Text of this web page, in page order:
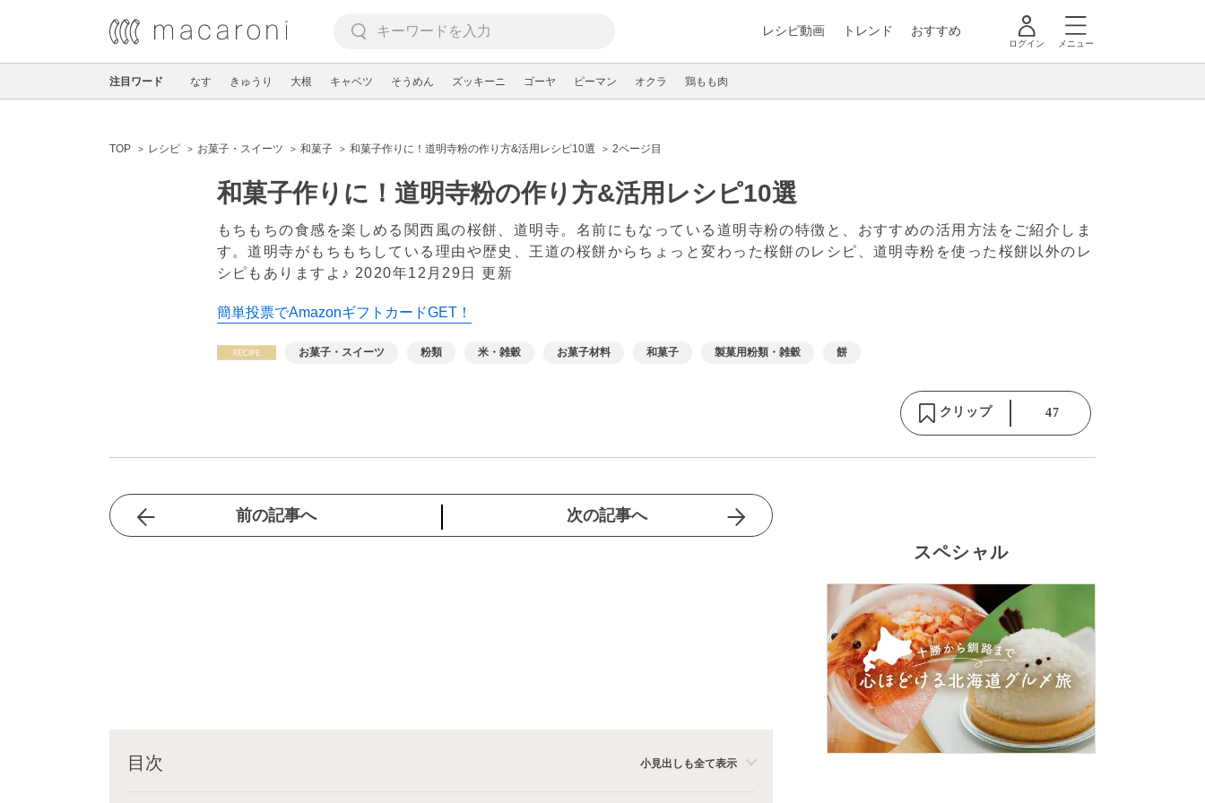
レシピ動画 トレンド おすすめ
ログイン メニュー
注目ワード なす きゅうり 大根 キャベツ そうめん ズッキーニ ゴーヤ ピーマン オクラ 鶏もも肉
TOP レシピ お菓子・スイーツ 和菓子 和菓子作りに！道明寺粉の作り方&活用レシピ10選 2ページ目
和菓子作りに！道明寺粉の作り方&活用レシピ10選
もちもちの食感を楽しめる関西風の桜餅、道明寺。名前にもなっている道明寺粉の特徴と、おすすめの活用方法をご紹介しま
す。道明寺がもちもちしている理由や歴史、王道の桜餅からちょっと変わった桜餅のレシピ、道明寺粉を使った桜餅以外のレ
シピもありますよ♪ 2020年12月29日 更新
簡単投票でAmazonギフトカードGET！
お菓子・スイーツ 粉類 米・雑穀 お菓子材料 和菓子 製菓用粉類・雑穀 餅
クリップ 47
前の記事へ 次の記事へ
目次 小見出しも全て表示
スペシャル